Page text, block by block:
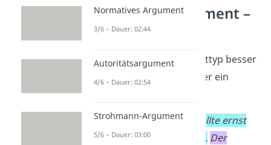
Autoritätsargument –
Beispiel
Damit du den Argumenttyp besser
verstehst, findest du hier ein
Der Klimawandel sollte ernst
genommen werden. Der
Normatives Argument
3/6 – Dauer: 02:44
Autoritätsargument
4/6 – Dauer: 02:54
Strohmann-Argument
5/6 – Dauer: 03:00